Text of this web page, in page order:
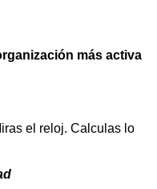
más activa
el reloj. Calculas lo